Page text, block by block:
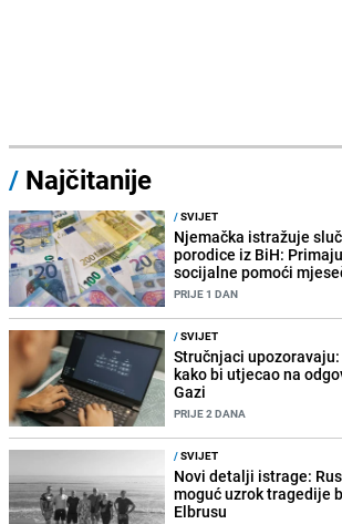
/ Najčitanije
/SVIJET
Njemačka istražuje
porodice iz BiH:
socijalne pomoći
PRIJE 1 DAN
/SVIJET
Stručnjaci
kako bi utjecao na
Gazi
PRIJE 2 DANA
/SVIJET
Novi detalji istrage:
moguć uzrok tragedije
Elbrusu